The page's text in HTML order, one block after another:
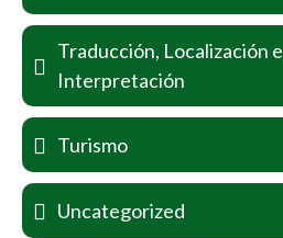
Traducción, Localización e
Interpretación
Turismo
Uncategorized